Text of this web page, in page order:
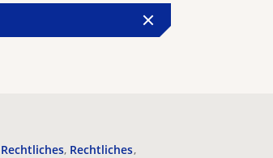
Rechtliches Rechtliches